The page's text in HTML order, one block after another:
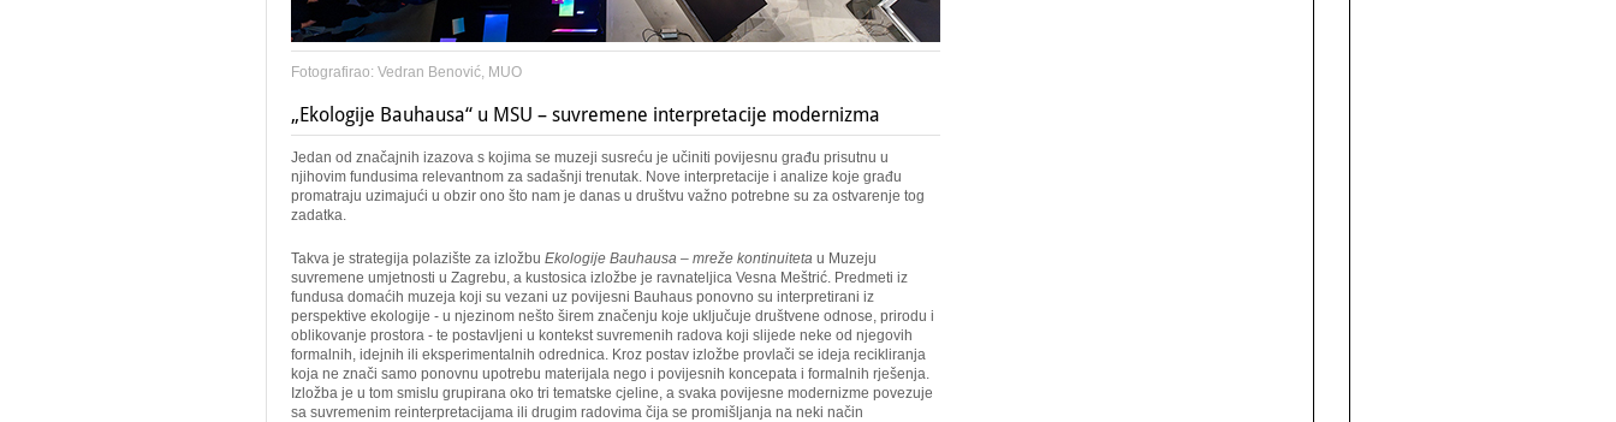
Fotografirao: Vedran Benović, MUO
„Ekologije Bauhausa“ u MSU – suvremene interpretacije modernizma
Jedan od značajnih izazova s kojima se muzeji susreću je učiniti povijesnu građu prisutnu u
njihovim fundusima relevantnom za sadašnji trenutak. Nove interpretacije i analize koje građu
promatraju uzimajući u obzir ono što nam je danas u društvu važno potrebne su za ostvarenje tog
zadatka.
Takva je strategija polazište za izložbu Ekologije Bauhausa – mreže kontinuiteta u Muzeju
suvremene umjetnosti u Zagrebu, a kustosica izložbe je ravnateljica Vesna Meštrić. Predmeti iz
fundusa domaćih muzeja koji su vezani uz povijesni Bauhaus ponovno su interpretirani iz
perspektive ekologije - u njezinom nešto širem značenju koje uključuje društvene odnose, prirodu i
oblikovanje prostora - te postavljeni u kontekst suvremenih radova koji slijede neke od njegovih
formalnih, idejnih ili eksperimentalnih odrednica. Kroz postav izložbe provlači se ideja recikliranja
koja ne znači samo ponovnu upotrebu materijala nego i povijesnih koncepata i formalnih rješenja.
Izložba je u tom smislu grupirana oko tri tematske cjeline, a svaka povijesne modernizme povezuje
sa suvremenim reinterpretacijama ili drugim radovima čija se promišljanja na neki način